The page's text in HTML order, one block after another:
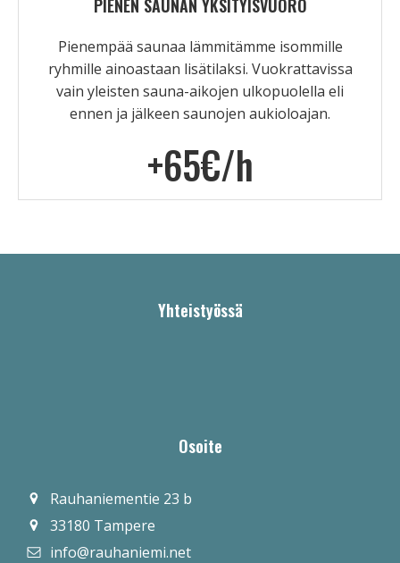
PIENEN SAUNAN YKSITYISVUORO
Pienempää saunaa lämmitämme isommille
ryhmille ainoastaan lisätilaksi. Vuokrattavissa
vain yleisten sauna-aikojen ulkopuolella eli
ennen ja jälkeen saunojen aukioloajan.
+65€/h
Yhteistyössä
Osoite
Rauhaniementie 23 b
33180 Tampere
info@rauhaniemi.net